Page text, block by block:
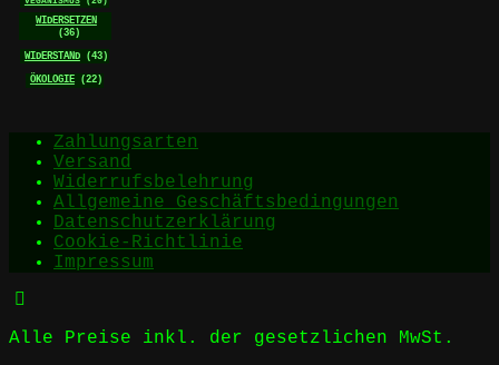
WIDERSETZEN
(36)
WIDERSTAND (43)
ÖKOLOGIE (22)
Zahlungsarten
Versand
Widerrufsbelehrung
Allgemeine Geschäftsbedingungen
Datenschutzerklärung
Cookie-Richtlinie
Impressum
Alle Preise inkl. der gesetzlichen MwSt.